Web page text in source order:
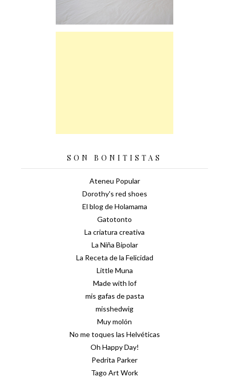
SON BONITISTAS
Ateneu Popular
Dorothy's red shoes
El blog de Holamama
Gatotonto
La criatura creativa
La Niña Bipolar
La Receta de la Felicidad
Little Muna
Made with lof
mis gafas de pasta
misshedwig
Muy molón
No me toques las Helvéticas
Oh Happy Day!
Pedrita Parker
Tago Art Work